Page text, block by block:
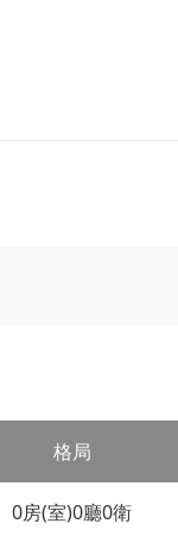
格局
0房(室)0廳0衛